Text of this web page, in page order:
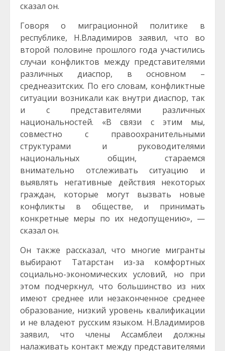
сказал он.
Говоря о миграционной политике в
республике, Н.Владимиров заявил, что во
второй половине прошлого года участились
случаи конфликтов между представителями
различных диаспор, в основном –
среднеазитских. По его словам, конфликтные
ситуации возникали как внутри диаспор, так
и с представителями различных
национальностей. «В связи с этим мы,
совместно с правоохранительными
структурами и руководителями
национальных общин, стараемся
внимательно отслеживать ситуацию и
выявлять негативные действия некоторых
граждан, которые могут вызвать новые
конфликты в обществе, и принимать
конкретные меры по их недопущению», —
сказал он.
Он также рассказал, что многие мигранты
выбирают Татарстан из-за комфортных
социально-экономических условий, но при
этом подчеркнул, что большинство из них
имеют среднее или незаконченное среднее
образование, низкий уровень квалификации
и не владеют русским языком. Н.Владимиров
заявил, что члены Ассамблеи должны
налаживать контакт между представителями